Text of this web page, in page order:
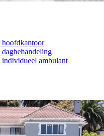
ambulant